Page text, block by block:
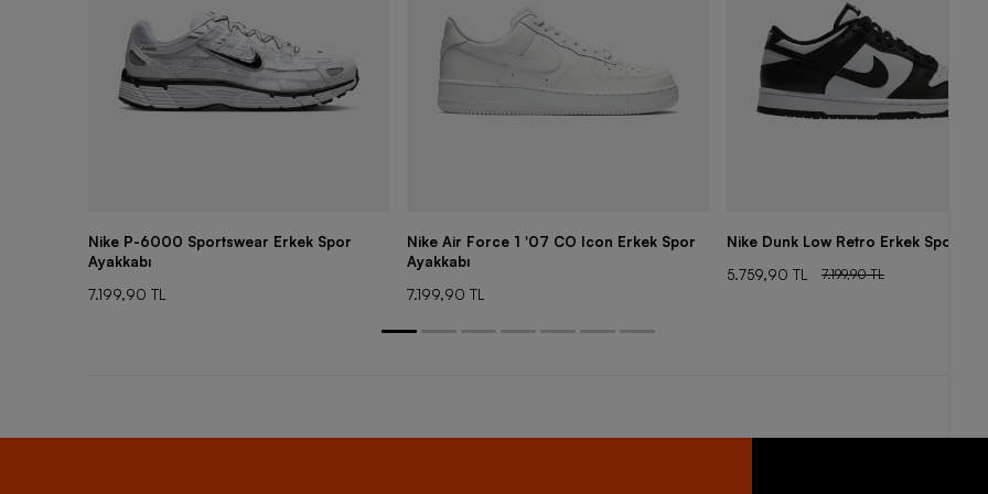
Nike P-6000 Sportswear Erkek Spor
Ayakkabı
7.199,90 TL
Nike Air Force 1 '07 CO Icon Erkek Spor
Ayakkabı
7.199,90 TL
Nike Dunk Low Retro Erkek Spor
5.759,90 TL
7.199,90 TL